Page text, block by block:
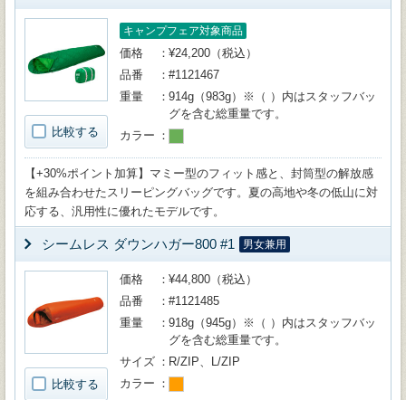
比較する
キャンプフェア対象商品
価格
¥24,200（税込）
品番
#1121467
重量
914g（983g）※（ ）内はスタッフバッ
グを含む総重量です。
カラー
【+30%ポイント加算】マミー型のフィット感と、封筒型の解放感
を組み合わせたスリーピングバッグです。夏の高地や冬の低山に対
応する、汎用性に優れたモデルです。
シームレス ダウンハガー800 #1 男女兼用
比較する
価格
¥44,800（税込）
品番
#1121485
重量
918g（945g）※（ ）内はスタッフバッ
グを含む総重量です。
サイズ
R/ZIP、L/ZIP
カラー